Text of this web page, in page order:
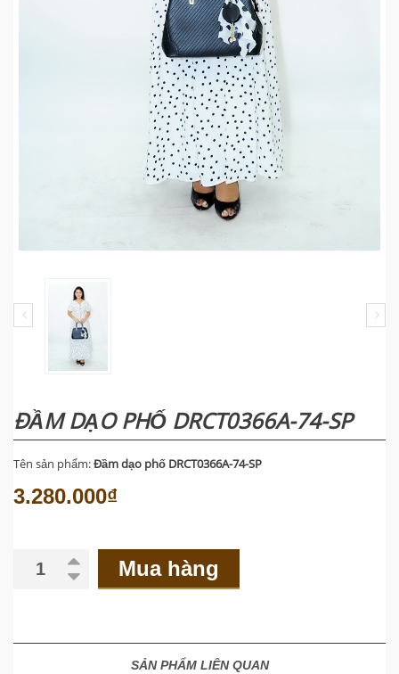
ĐẦM DẠO PHỐ DRCT0366A-74-SP
Tên sản phẩm:Đầm dạo phố DRCT0366A-74-SP
3.280.000₫
Mua hàng
SẢN PHẨM LIÊN QUAN